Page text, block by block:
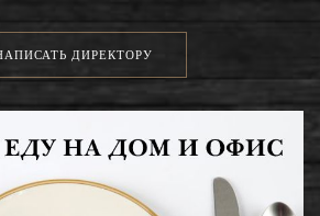
ДИРЕКТОРУ